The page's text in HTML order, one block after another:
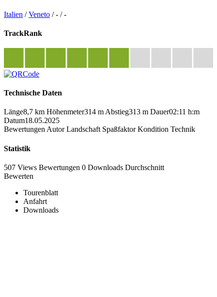
Italien /Veneto /- /-
TrackRank
Technische Daten
Länge8,7 km Höhenmeter314 m Abstieg313 m Dauer02:11 h:m
Datum18.05.2025
Bewertungen Autor Landschaft Spaßfaktor Kondition Technik
Statistik
507 Views Bewertungen 0 Downloads Durchschnitt
Bewerten
Tourenblatt
Anfahrt
Downloads